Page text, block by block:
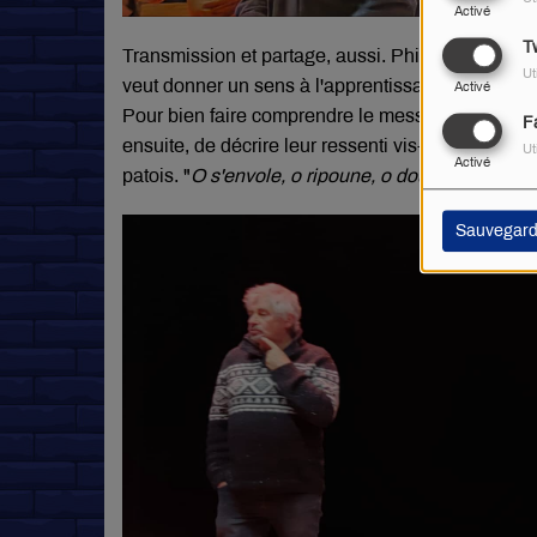
Activé
Activé
Activé
Transmission et partage, aussi. Philippe Dufour
veut donner un sens à l'apprentissage du
Pour bien faire comprendre le message, il
ensuite, de décrire leur ressenti vis-à-vis de
patois. "O s'envole, o ripoune, o doune